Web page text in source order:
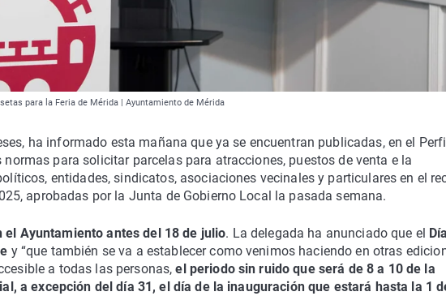
para la Feria de Mérida | Ayuntamiento de Mérida
ha informado esta mañana que ya se encuentran publicadas, en el
para solicitar parcelas para atracciones, puestos de venta e la
entidades, sindicatos, asociaciones vecinales y particulares en el
aprobadas por la Junta de Gobierno Local la pasada semana.
Ayuntamiento antes del 18 de julio. La delegada ha anunciado que el
y “que también se va a establecer como venimos haciendo en otras
a todas las personas,el periodo sin ruido que será de 8 a 10 de la
a excepción del día 31, el día de la inauguración que estará hasta la 1